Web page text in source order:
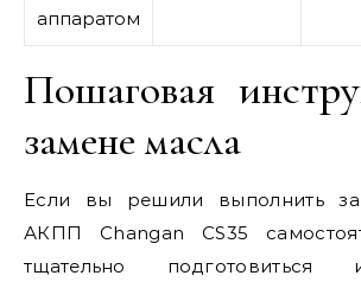
аппаратом
Пошаговая
замене масла
Если вы решили выполнить
АКПП Changan CS35
тщательно подготовиться